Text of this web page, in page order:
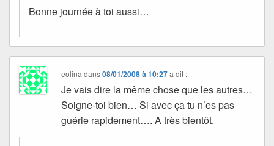
Bonne journée à toi aussi…
eolina dans08/01/2008 à 10:27 a dit :
Je vais dire la même chose que les autres…
Soigne-toi bien… Si avec ça tu n’es pas
guérie rapidement…. A très bientôt.